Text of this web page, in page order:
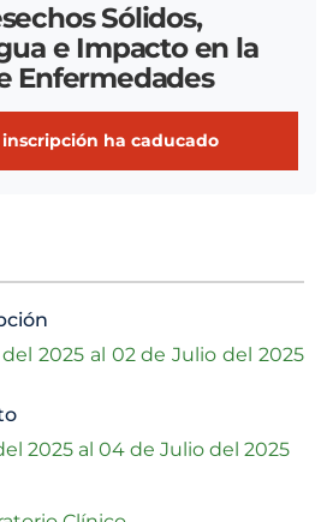
Sólidos,
e Impacto en la
Enfermedades
inscripción ha caducado
2025 al 02 de Julio del 2025
2025 al04 de Julio del 2025